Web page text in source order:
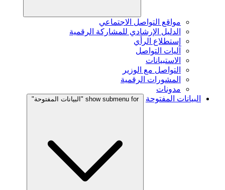
مواقع التواصل الاجتماعي
الدليل الإرشادي للمشاركة الرقمية
إستطلاع الرأي
آليات التواصل
الاستبيانات
التواصل مع الوزير
المشورات الرقمية
مدونات
البيانات المفتوحة
show submenu for "البيانات المفتوحة"